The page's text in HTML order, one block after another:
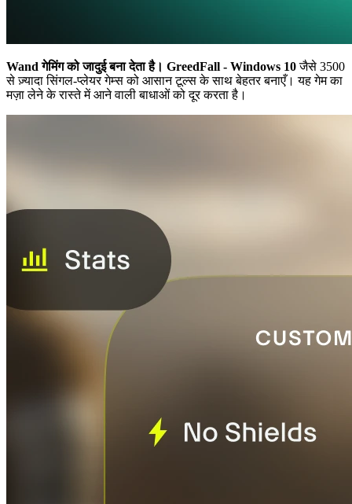
Wand गेमिंग को जादुई बना देता है। GreedFall - Windows 10जैसे 3500
से ज़्यादा सिंगल-प्लेयर गेम्स को आसान टूल्स के साथ बेहतर बनाएँ। यह गेम का
मज़ा लेने के रास्ते में आने वाली बाधाओं को दूर करता है।